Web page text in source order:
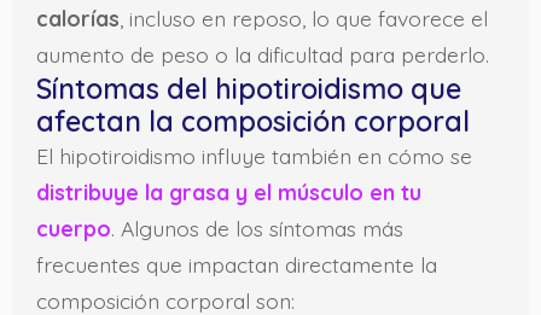
calorías , incluso en reposo, lo que favorece el
aumento de peso o la dificultad para perderlo.
Síntomas del hipotiroidismo que
afectan la composición corporal
El hipotiroidismo influye también en cómo se
distribuye la grasa y el músculo en tu
cuerpo. Algunos de los síntomas más
frecuentes que impactan directamente la
composición corporal son: